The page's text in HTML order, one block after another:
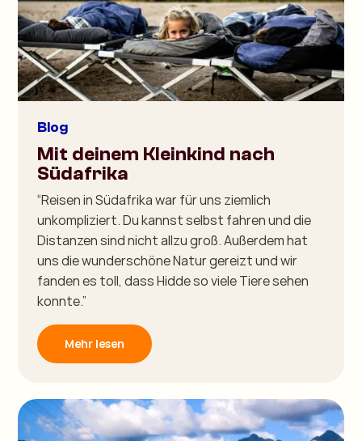
Blog
Mit deinem Kleinkind nach
Südafrika
“Reisen in Südafrika war für uns ziemlich
unkompliziert. Du kannst selbst fahren und die
Distanzen sind nicht allzu groß. Außerdem hat
uns die wunderschöne Natur gereizt und wir
fanden es toll, dass Hidde so viele Tiere sehen
konnte.”
Mehr lesen